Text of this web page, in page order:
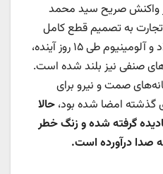
واکنش صریح سید محمد
به تصمیم قطع کامل
برق کارخانه‌های سیمان، فولاد و آلومینیوم طی ۱۵ روز آینده،
صنفی نیز بلند شده است.
صمت و نیرو برای
گذشته امضا شده بود، حالا
گرفته شده و زنگ خطر
صدا درآورده است.